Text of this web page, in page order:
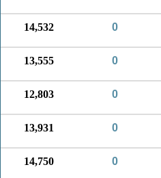
0
14,532
0
13,555
0
12,803
0
13,931
0
14,750